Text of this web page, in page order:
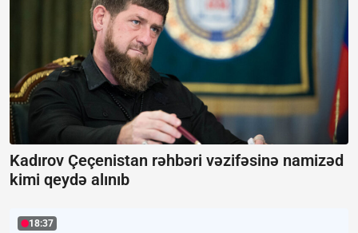
Kadırov Çeçenistan rəhbəri vəzifəsinə namizəd
kimi qeydə alınıb
18:37